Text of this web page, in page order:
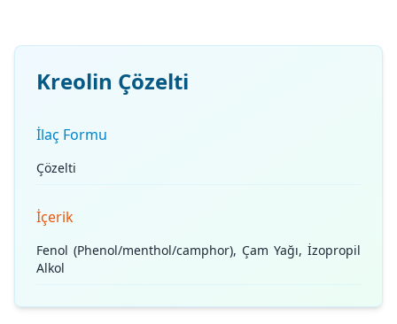
Kreolin Çözelti
İlaç Formu
Çözelti
İçerik
Fenol (Phenol/menthol/camphor), Çam Yağı, İzopropil
Alkol